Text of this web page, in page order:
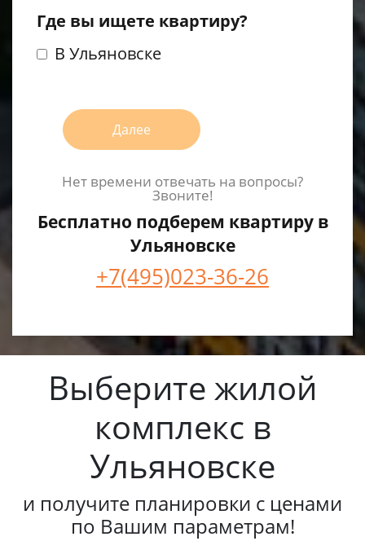
Где вы ищете квартиру?
В Ульяновске
Далее
Нет времени отвечать на вопросы?
Звоните!
Бесплатно подберем квартиру в
Ульяновске
+7(495)023-36-26
Выберите жилой
комплекс в
Ульяновске
и получите планировки с ценами
по Вашим параметрам!